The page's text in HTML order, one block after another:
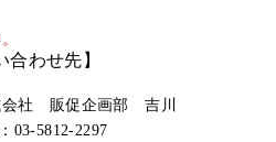
合わせ先】
会社 販促企画部 吉川
5812-2297